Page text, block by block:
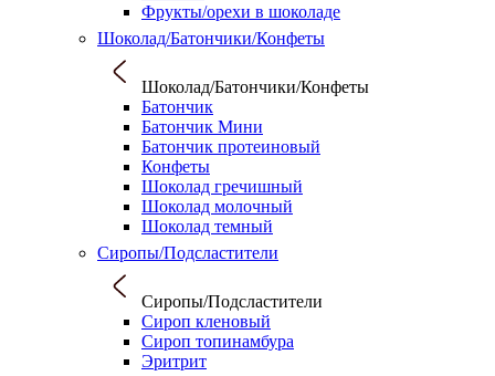
Фрукты/орехи в шоколаде
Шоколад/Батончики/Конфеты
Шоколад/Батончики/Конфеты
Батончик
Батончик Мини
Батончик протеиновый
Конфеты
Шоколад гречишный
Шоколад молочный
Шоколад темный
Сиропы/Подсластители
Сиропы/Подсластители
Сироп кленовый
Сироп топинамбура
Эритрит